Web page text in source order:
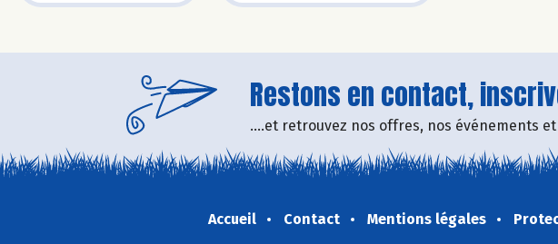
Restons en contact,
....et retrouvez nos offres, nos événements
Accueil Contact Mentions légales